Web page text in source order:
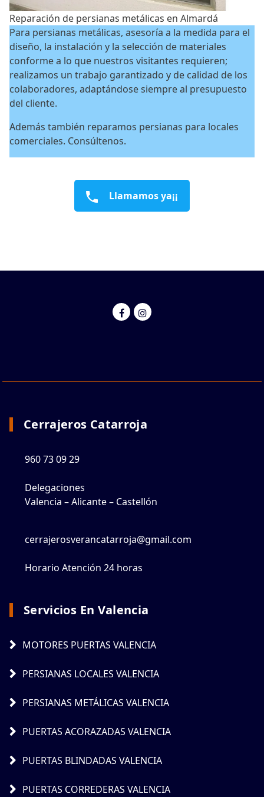
Reparación de persianas metálicas en Almardá
Para persianas metálicas, asesoría a la medida para el
diseño, la instalación y la selección de materiales
conforme a lo que nuestros visitantes requieren;
realizamos un trabajo garantizado y de calidad de los
colaboradores, adaptándose siempre al presupuesto
del cliente.
Además también reparamos persianas para locales
comerciales. Consúltenos.
Llamamos ya¡¡
Cerrajeros Catarroja
960 73 09 29
Delegaciones
Valencia – Alicante – Castellón
cerrajerosverancatarroja@gmail.com
Horario Atención 24 horas
Servicios En Valencia
MOTORES PUERTAS VALENCIA
PERSIANAS LOCALES VALENCIA
PERSIANAS METÁLICAS VALENCIA
PUERTAS ACORAZADAS VALENCIA
PUERTAS BLINDADAS VALENCIA
PUERTAS CORREDERAS VALENCIA